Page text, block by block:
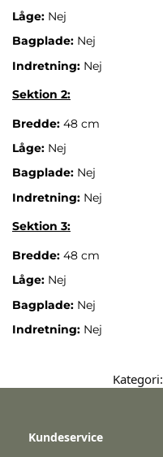
Låge: Nej
Bagplade: Nej
Indretning: Nej
Sektion 2:
Bredde: 48 cm
Låge: Nej
Bagplade: Nej
Indretning: Nej
Sektion 3:
Bredde: 48 cm
Låge: Nej
Bagplade: Nej
Indretning: Nej
Kategori:
Kundeservice